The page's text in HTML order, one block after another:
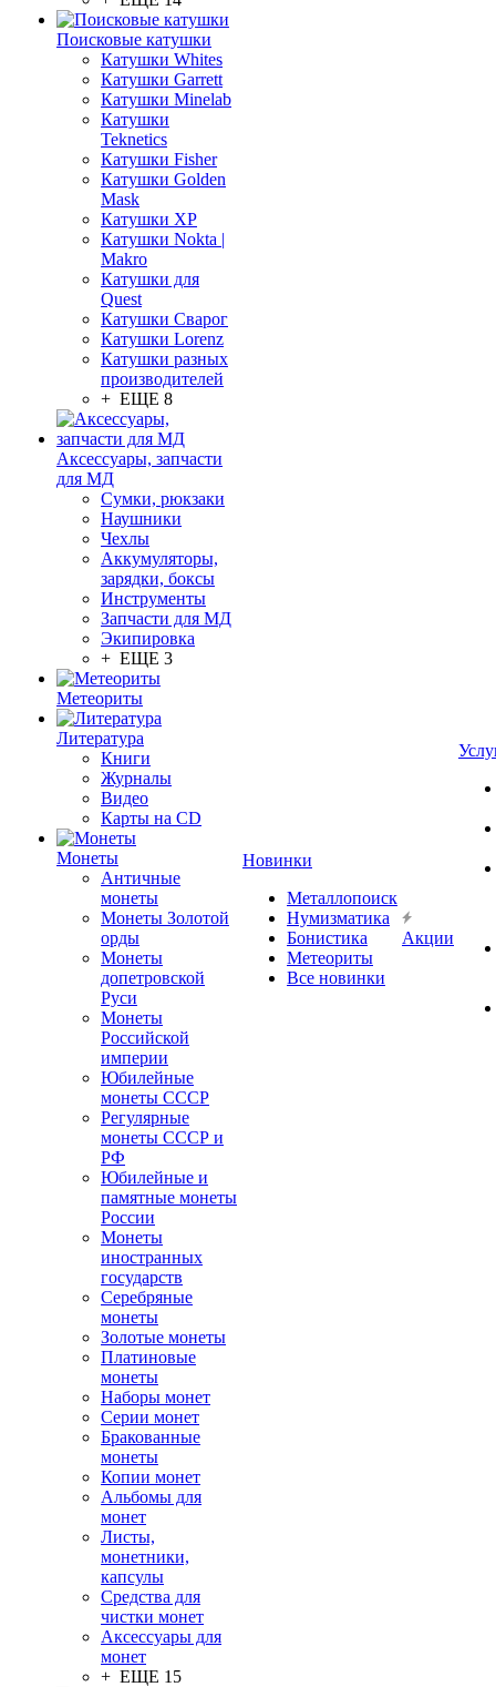
Поисковые катушки
Катушки Whites
Катушки Garrett
Катушки Minelab
Катушки
Teknetics
Катушки Fisher
Катушки Golden
Mask
Катушки XP
Катушки Nokta |
Makro
Катушки для
Quest
Катушки Сварог
Катушки Lorenz
Катушки разных
производителей
+ ЕЩЕ 8
Аксессуары, запчасти
для МД
Сумки, рюкзаки
Наушники
Чехлы
Аккумуляторы,
зарядки, боксы
Инструменты
Запчасти для МД
Экипировка
+ ЕЩЕ 3
Метеориты
Литература
Книги
Журналы
Видео
Карты на CD
Монеты
Античные
монеты
Монеты Золотой
орды
Монеты
допетровской
Руси
Монеты
Российской
империи
Юбилейные
монеты СССР
Регулярные
монеты СССР и
РФ
Юбилейные и
памятные монеты
России
Монеты
иностранных
государств
Серебряные
монеты
Золотые монеты
Платиновые
монеты
Наборы монет
Серии монет
Бракованные
монеты
Копии монет
Альбомы для
монет
Листы,
монетники,
капсулы
Средства для
чистки монет
Аксессуары для
монет
+ ЕЩЕ 15
Новинки
Металлопоиск
Нумизматика
Бонистика
Метеориты
Все новинки
Акции